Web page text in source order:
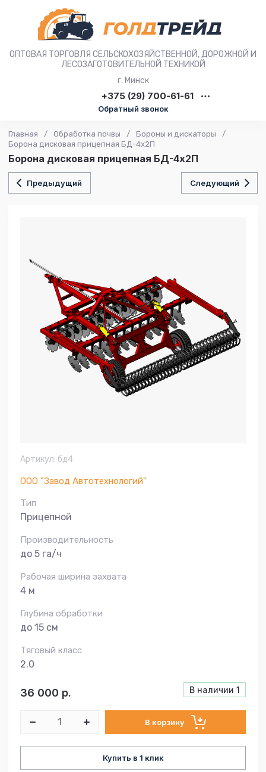
ОПТОВАЯ ТОРГОВЛЯ СЕЛЬСКОХОЗЯЙСТВЕННОЙ, ДОРОЖНОЙ И
ЛЕСОЗАГОТОВИТЕЛЬНОЙ ТЕХНИКОЙ
г. Минск
+375 (29) 700-61-61
Обратный звонок
Главная / Обработка почвы / Бороны и дискаторы
/
Борона дисковая прицепная БД-4х2П
Борона дисковая прицепная БД-4х2П
Предыдущий Следующий
Артикул: бд4
ООО "Завод Автотехнологий"
Тип
Прицепной
Производительность
до 5 га/ч
Рабочая ширина захвата
4 м
Глубина обработки
до 15 см
Тяговый класс
2.0
В наличии 1
36 000 р.
В корзину
Купить в 1 клик